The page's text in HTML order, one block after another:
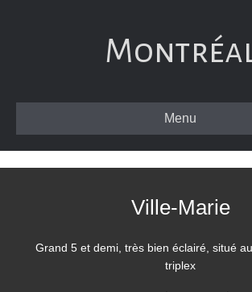
Menu
Ville-Marie
Grand 5 et demi, très bien éclairé, situé
triplex